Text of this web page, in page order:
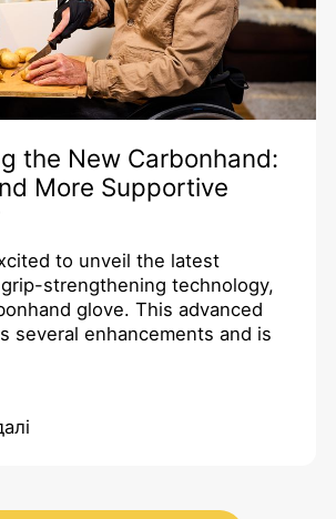
the New Carbonhand:
More Supportive
to unveil the latest
strengthening technology,
glove. This advanced
several enhancements and is